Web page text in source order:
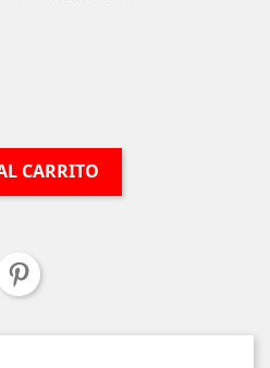
CARRITO